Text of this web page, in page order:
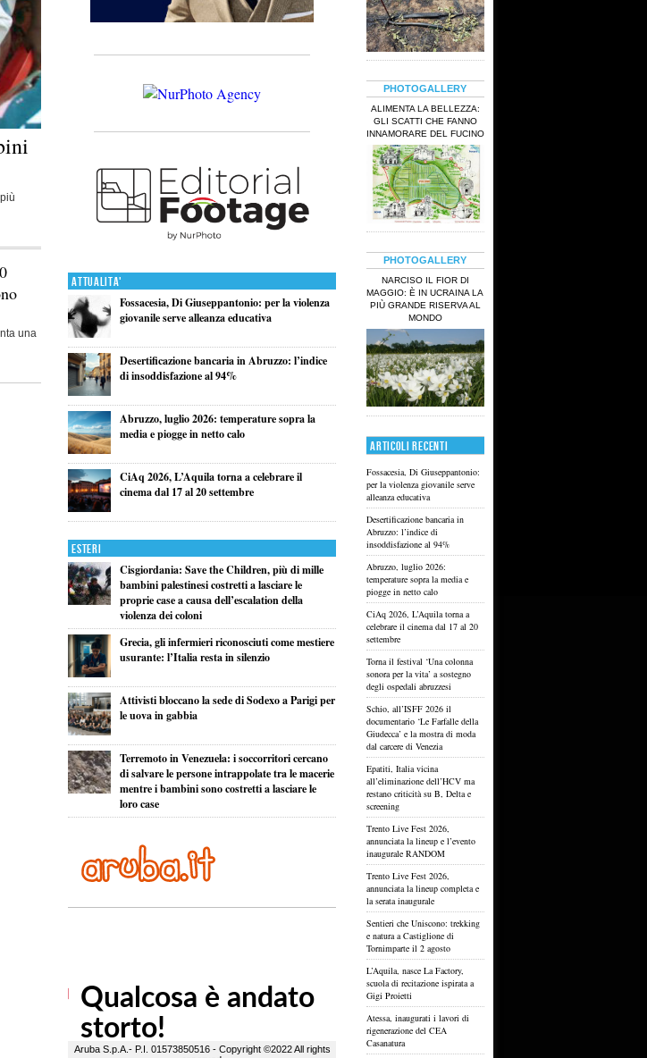
una
Attualita'
Fossacesia, Di Giuseppantonio: per la violenza
giovanile serve alleanza educativa
Desertificazione bancaria in Abruzzo: l’indice
di insoddisfazione al 94%
Abruzzo, luglio 2026: temperature sopra la
media e piogge in netto calo
CiAq 2026, L’Aquila torna a celebrare il
cinema dal 17 al 20 settembre
Esteri
Cisgiordania: Save the Children, più di mille
bambini palestinesi costretti a lasciare le
proprie case a causa dell’escalation della
violenza dei coloni
Grecia, gli infermieri riconosciuti come mestiere
usurante: l’Italia resta in silenzio
Attivisti bloccano la sede di Sodexo a Parigi per
le uova in gabbia
Terremoto in Venezuela: i soccorritori cercano
di salvare le persone intrappolate tra le macerie
mentre i bambini sono costretti a lasciare le
loro case
PHOTOGALLERY
ALIMENTA LA BELLEZZA:
GLI SCATTI CHE FANNO
INNAMORARE DEL FUCINO
PHOTOGALLERY
NARCISO IL FIOR DI
MAGGIO: È IN UCRAINA LA
PIÙ GRANDE RISERVA AL
MONDO
ARTICOLI RECENTI
Fossacesia, Di Giuseppantonio:
per la violenza giovanile serve
alleanza educativa
Desertificazione bancaria in
Abruzzo: l’indice di
insoddisfazione al 94%
Abruzzo, luglio 2026:
temperature sopra la media e
piogge in netto calo
CiAq 2026, L’Aquila torna a
celebrare il cinema dal 17 al 20
settembre
Torna il festival ‘Una colonna
sonora per la vita’ a sostegno
degli ospedali abruzzesi
Schio, all’ISFF 2026 il
documentario ‘Le Farfalle della
Giudecca’ e la mostra di moda
dal carcere di Venezia
Epatiti, Italia vicina
all’eliminazione dell’HCV ma
restano criticità su B, Delta e
screening
Trento Live Fest 2026,
annunciata la lineup e l’evento
inaugurale RANDOM
Trento Live Fest 2026,
annunciata la lineup completa e
la serata inaugurale
Sentieri che Uniscono: trekking
e natura a Castiglione di
Tornimparte il 2 agosto
L’Aquila, nasce La Factory,
scuola di recitazione ispirata a
Gigi Proietti
Atessa, inaugurati i lavori di
rigenerazione del CEA
Casanatura